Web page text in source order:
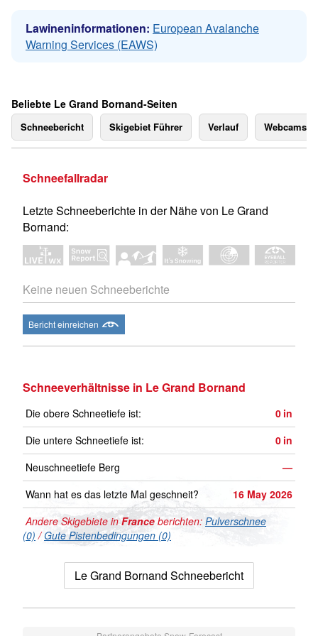
Lawineninformationen: European Avalanche
Warning Services (EAWS)
Beliebte Le Grand Bornand-Seiten
Schneebericht Skigebiet Führer Verlauf Webcams
Schneefallradar
Letzte Schneeberichte in der Nähe von Le Grand
Bornand:
Keine neuen Schneeberichte
Bericht einreichen
Schneeverhältnisse in Le Grand Bornand
Die obere Schneetiefe ist: 0 in
Die untere Schneetiefe ist:
0 in
Neuschneetiefe Berg
—
Wann hat es das letzte Mal geschneit?
16 May 2026
Andere Skigebiete inFrance berichten: Pulverschnee
(0) /Gute Pistenbedingungen (0)
Le Grand Bornand Schneebericht